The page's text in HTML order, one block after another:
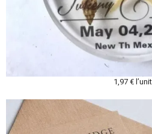
1,97 €